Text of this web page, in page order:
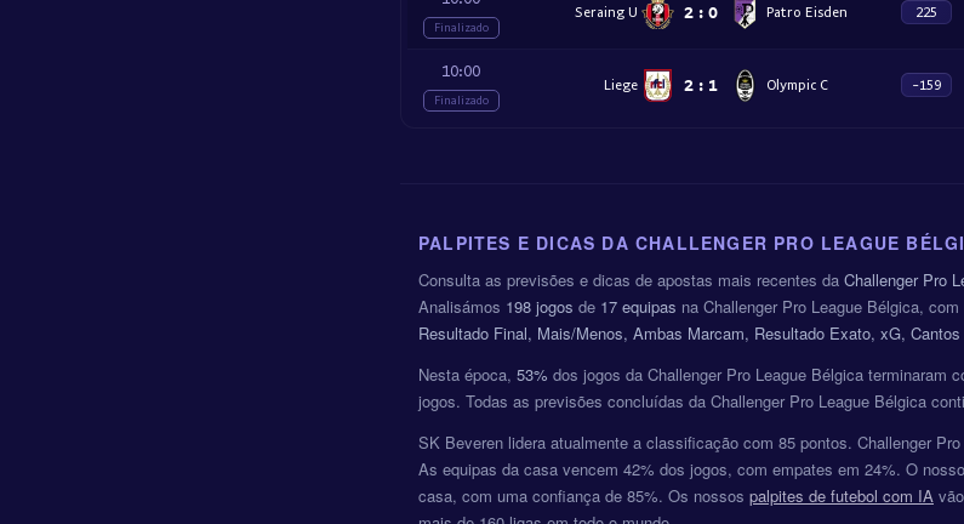
Finalizado
Seraing U 2 : 0 Patro Eisden 225
10:00
Finalizado
Liege 2 : 1 Olympic C -159
PALPITES E DICAS DA CHALLENGER PRO LEAGUE
Consulta as previsões e dicas de apostas mais recentes da Challenger Pro
Analisámos 198 jogos de 17 equipas na Challenger Pro League Bélgica,
Resultado Final, Mais/Menos, Ambas Marcam, Resultado Exato, xG,
Nesta época, 53% dos jogos da Challenger Pro League Bélgica
jogos. Todas as previsões concluídas da Challenger Pro League Bélgica
SK Beveren lidera atualmente a classificação com 85 pontos. Challenger
As equipas da casa vencem 42% dos jogos, com empates em 24%. O
casa, com uma confiança de 85%. Os nossos palpites de futebol com IA